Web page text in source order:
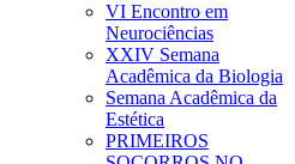
VI Encontro em
Neurociências
XXIV Semana
Acadêmica da Biologia
Semana Acadêmica da
Estética
PRIMEIROS